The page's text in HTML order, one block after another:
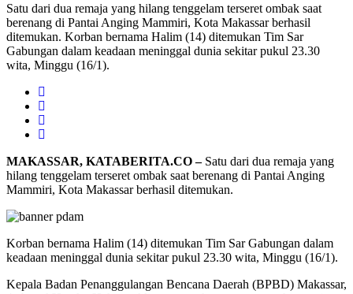
Satu dari dua remaja yang hilang tenggelam terseret ombak saat
berenang di Pantai Anging Mammiri, Kota Makassar berhasil
ditemukan. Korban bernama Halim (14) ditemukan Tim Sar
Gabungan dalam keadaan meninggal dunia sekitar pukul 23.30
wita, Minggu (16/1).
MAKASSAR, KATABERITA.CO –Satu dari dua remaja yang
hilang tenggelam terseret ombak saat berenang di Pantai Anging
Mammiri, Kota Makassar berhasil ditemukan.
Korban bernama Halim (14) ditemukan Tim Sar Gabungan dalam
keadaan meninggal dunia sekitar pukul 23.30 wita, Minggu (16/1).
Kepala Badan Penanggulangan Bencana Daerah (BPBD) Makassar,